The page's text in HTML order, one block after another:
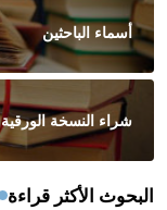
أسماء الباحثين
شراء النسخة الورقية
البحوث الأكثر قراءة